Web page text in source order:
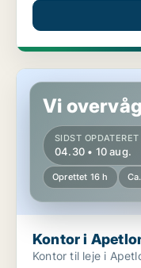
Kontor i Apetlon,
Vi
SIDST OPDATERET
04.30 • 10 aug.
Oprettet 16 h
Kontor i
Kontor til